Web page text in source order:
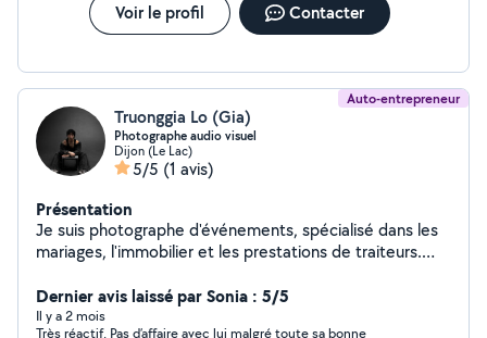
Voir le profil Contacter
Auto-entrepreneur
Truonggia Lo (Gia)
Photographe audio visuel
Dijon (Le Lac)
5/5 (1 avis)
Présentation
Je suis photographe d'événements, spécialisé dans les
mariages, l'immobilier et les prestations de traiteurs.
mettre en valeur leurs moments et leur savoir-faire avec
des images naturelles et de qualité.
Dernier avis laissé par Sonia : 5/5
Il y a 2 mois
Très réactif. Pas d’affaire avec lui malgré toute sa bonne